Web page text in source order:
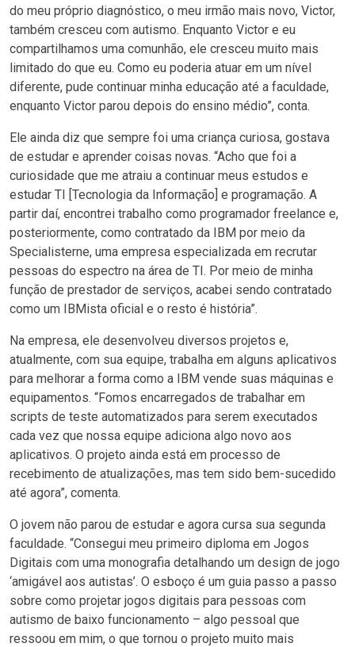
do meu próprio diagnóstico, o meu irmão mais novo, Victor,
também cresceu com autismo. Enquanto Victor e eu
compartilhamos uma comunhão, ele cresceu muito mais
limitado do que eu. Como eu poderia atuar em um nível
diferente, pude continuar minha educação até a faculdade,
enquanto Victor parou depois do ensino médio”, conta.
Ele ainda diz que sempre foi uma criança curiosa, gostava
de estudar e aprender coisas novas. “Acho que foi a
curiosidade que me atraiu a continuar meus estudos e
estudar TI [Tecnologia da Informação] e programação. A
partir daí, encontrei trabalho como programador freelance e,
posteriormente, como contratado da IBM por meio da
Specialisterne, uma empresa especializada em recrutar
pessoas do espectro na área de TI. Por meio de minha
função de prestador de serviços, acabei sendo contratado
como um IBMista oficial e o resto é história”.
Na empresa, ele desenvolveu diversos projetos e,
atualmente, com sua equipe, trabalha em alguns aplicativos
para melhorar a forma como a IBM vende suas máquinas e
equipamentos. “Fomos encarregados de trabalhar em
scripts de teste automatizados para serem executados
cada vez que nossa equipe adiciona algo novo aos
aplicativos. O projeto ainda está em processo de
recebimento de atualizações, mas tem sido bem-sucedido
até agora”, comenta.
O jovem não parou de estudar e agora cursa sua segunda
faculdade. “Consegui meu primeiro diploma em Jogos
Digitais com uma monografia detalhando um design de jogo
‘amigável aos autistas’. O esboço é um guia passo a passo
sobre como projetar jogos digitais para pessoas com
autismo de baixo funcionamento – algo pessoal que
ressoou em mim, o que tornou o projeto muito mais